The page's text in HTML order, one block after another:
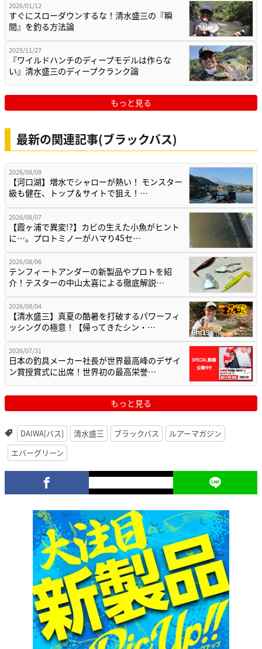
2026/01/12
すぐにスローダウンするな！清水盛三の『瞬
間』を釣る方法論
2025/11/27
『ワイルドハンチのディープモデルは作らな
い』清水盛三のディープクランク論
もっと見る
最新の関連記事(ブラックバス)
2026/08/08
【河口湖】増水でシャローが熱い！ モンスター
級も健在、トップ＆サイトで狙え！…
2026/08/07
【霞ヶ浦で異変!?】カビの生えた小魚がヒント
に…。プロトミノーがハマり45セ…
2026/08/06
テンフィートアンダーの新製品やプロトを紹
介！テスターの中山太喜による徹底解説…
2026/08/04
【清水盛三】真夏の酷暑を打破するパワーフィ
ッシングの極意！【帰ってきたシン・…
2026/07/31
日本の釣具メーカー社長が世界最高峰のデザイ
ン賞授賞式に出席！世界初の最高栄誉…
もっと見る
DAIWA[バス] 清水盛三 ブラックバス
ルアーマガジン
エバーグリーン